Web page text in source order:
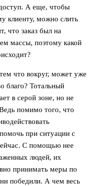
А еще, чтобы
клиенту, можно слить
что заказ был на
массы, поэтому какой
что вокруг, может уже
благо? Тотальный
в серой зоне, но не
помимо того, что
при ситуации с
С помощью нее
людей, их
принимать меры по
победили. А чем весь